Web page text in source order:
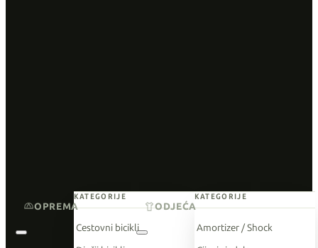
KATEGORIJE
Cestovni bicikli
KATEGORIJE
Amortizer / Shock
OPREMA ODJEĆA